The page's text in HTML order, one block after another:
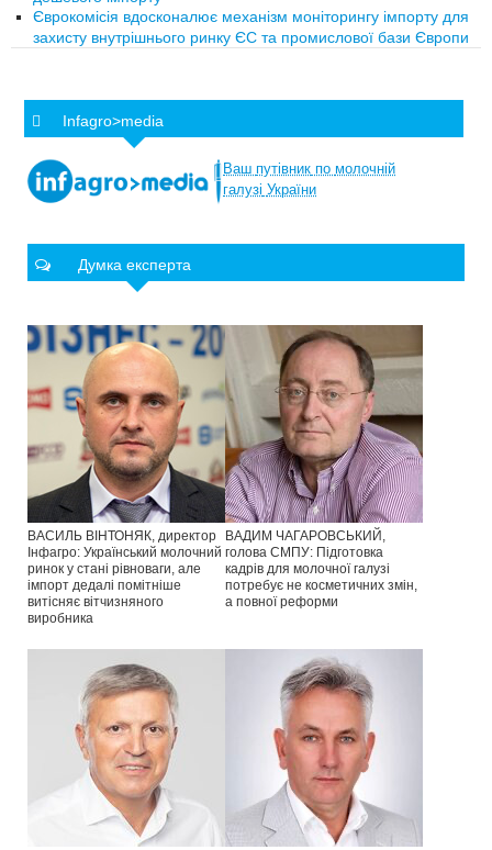
Єврокомісія вдосконалює механізм моніторингу імпорту для
захисту внутрішнього ринку ЄС та промислової бази Європи
Infagro>media
Ваш путівник по молочній
галузі України
Думка експерта
ВАСИЛЬ ВІНТОНЯК, директор
Інфагро: Український молочний
ринок у стані рівноваги, але
імпорт дедалі помітніше
витісняє вітчизняного
виробника
ВАДИМ ЧАГАРОВСЬКИЙ,
голова СМПУ: Підготовка
кадрів для молочної галузі
потребує не косметичних змін,
а повної реформи